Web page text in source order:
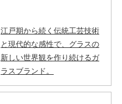
江戸期から続く伝統工芸技術
と現代的な感性で、グラスの
新しい世界観を作り続けるガ
ラスブランド。